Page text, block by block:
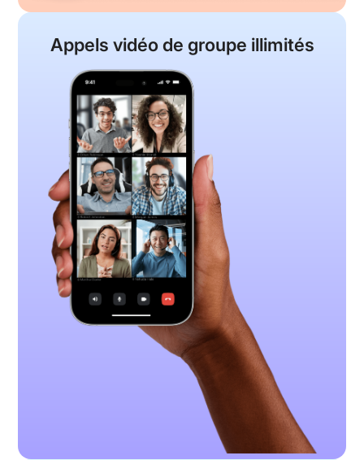
Appels vidéo de groupe illimités